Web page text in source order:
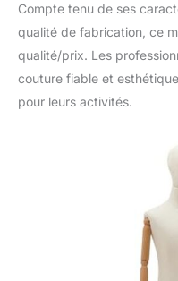
Compte tenu de ses
qualité de fabrication, ce
qualité/prix. Les
couture fiable et
pour leurs activités.